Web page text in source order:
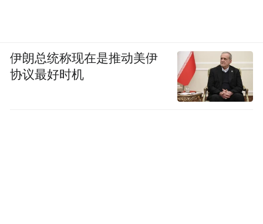
伊朗总统称现在是推动美伊
协议最好时机